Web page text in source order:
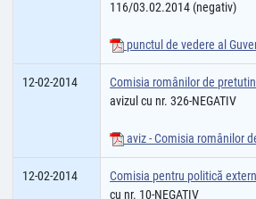
116/03.02.2014 (negativ)
punctul de vedere al
12-02-2014 Comisia românilor de
avizul cu nr. 326-NEGATIV
aviz - Comisia românilor
12-02-2014 Comisia pentru politică
cu nr. 10-NEGATIV